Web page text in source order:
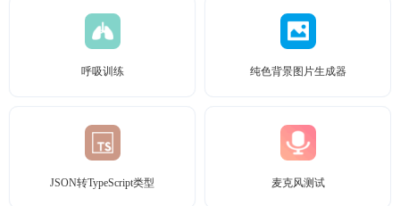
呼吸训练 纯色背景图片生成器
JSON转TypeScript类型 麦克风测试